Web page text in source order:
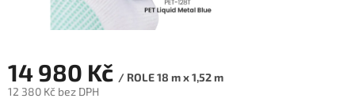
14 980 Kč / ROLE 18 m x 1,52 m
12 380 Kč bez DPH